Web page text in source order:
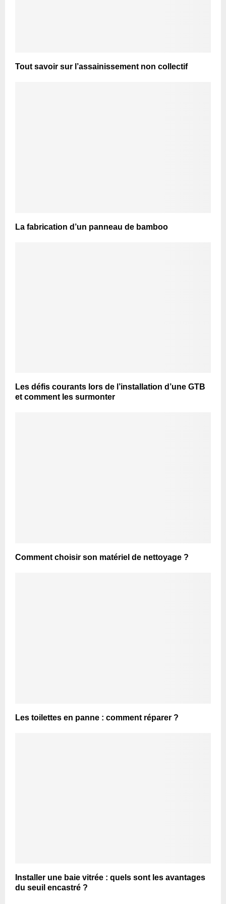
Tout savoir sur l’assainissement non collectif
La fabrication d’un panneau de bamboo
Les défis courants lors de l’installation d’une GTB
et comment les surmonter
Comment choisir son matériel de nettoyage ?
Les toilettes en panne : comment réparer ?
Installer une baie vitrée : quels sont les avantages
du seuil encastré ?